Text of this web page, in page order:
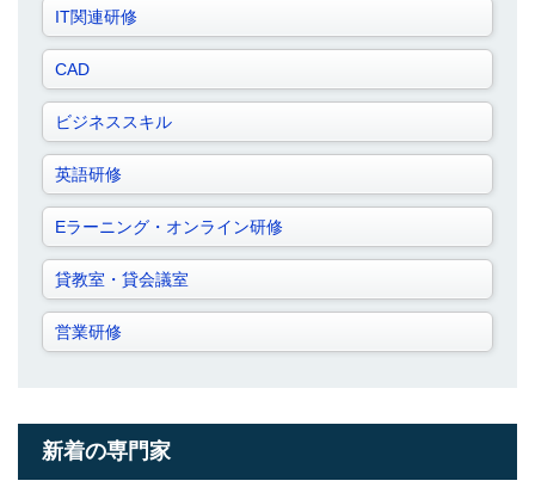
IT関連研修
CAD
ビジネススキル
英語研修
Eラーニング・オンライン研修
貸教室・貸会議室
営業研修
新着の専門家